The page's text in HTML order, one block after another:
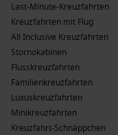
Last-Minute-Kreuzfahrten
Kreuzfahrten mit Flug
All Inclusive Kreuzfahrten
Stornokabinen
Flusskreuzfahrten
Familienkreuzfahrten
Luxuskreuzfahrten
Minikreuzfahrten
Kreuzfahrt-Schnäppchen